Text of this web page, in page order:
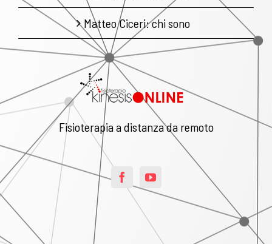
Matteo Ciceri: chi sono
Fisioterapia a distanza da remoto